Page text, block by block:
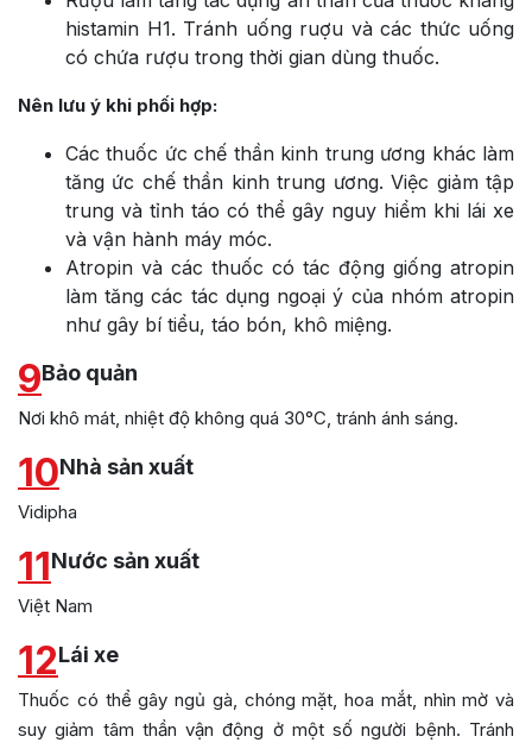
histamin H1. Tránh uống ruợu và các thức uống
có chứa rượu trong thời gian dùng thuốc.
Nên lưu ý khi phối hợp:
Các thuốc ức chế thần kinh trung ương khác làm
tăng ức chế thần kinh trung ương. Việc giảm tập
trung và tỉnh táo có thể gây nguy hiểm khi lái xe
và vận hành máy móc.
Atropin và các thuốc có tác động giống atropin
làm tăng các tác dụng ngoại ý của nhóm atropin
như gây bí tiểu, táo bón, khô miệng.
9Bảo quản
Nơi khô mát, nhiệt độ không quá 30°C, tránh ánh sáng.
10Nhà sản xuất
Vidipha
11Nước sản xuất
Việt Nam
12Lái xe
Thuốc có thể gây ngủ gà, chóng mặt, hoa mắt, nhìn mờ và
suy giảm tâm thần vận động ở một số người bệnh. Tránh